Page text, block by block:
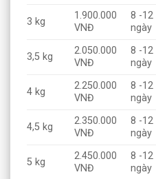
3 kg
1.900.000
VNĐ
8 -12
ngày
3,5 kg
2.050.000
VNĐ
8 -12
ngày
4 kg
2.250.000
VNĐ
8 -12
ngày
4,5 kg
2.350.000
VNĐ
8 -12
ngày
5 kg
2.450.000
VNĐ
8 -12
ngày